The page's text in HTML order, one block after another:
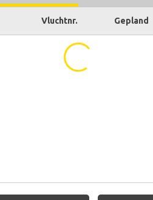
Vluchtnr. Gepland
...